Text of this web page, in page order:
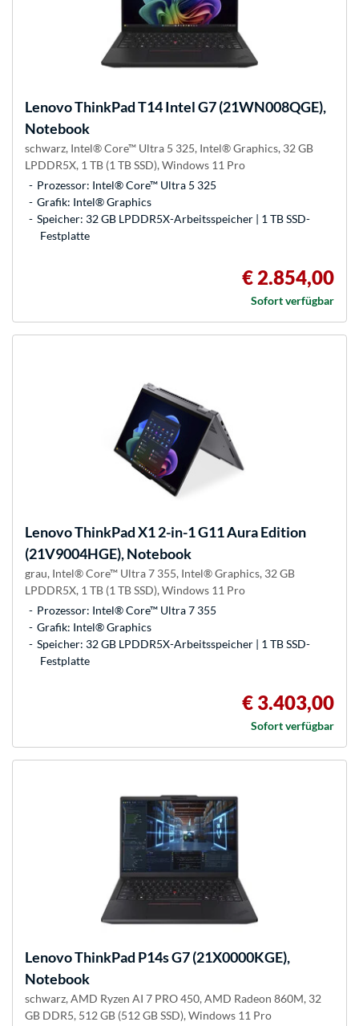
LenovoThinkPad T14 Intel G7 (21WN008QGE),
Notebook
schwarz, Intel® Core™ Ultra 5 325, Intel® Graphics, 32 GB
LPDDR5X, 1 TB (1 TB SSD), Windows 11 Pro
Prozessor: Intel® Core™ Ultra 5 325
Grafik: Intel® Graphics
Speicher: 32 GB LPDDR5X-Arbeitsspeicher | 1 TB SSD-
Festplatte
€ 2.854,00
Sofort verfügbar
LenovoThinkPad X1 2-in-1 G11 Aura Edition
(21V9004HGE), Notebook
grau, Intel® Core™ Ultra 7 355, Intel® Graphics, 32 GB
LPDDR5X, 1 TB (1 TB SSD), Windows 11 Pro
Prozessor: Intel® Core™ Ultra 7 355
Grafik: Intel® Graphics
Speicher: 32 GB LPDDR5X-Arbeitsspeicher | 1 TB SSD-
Festplatte
€ 3.403,00
Sofort verfügbar
LenovoThinkPad P14s G7 (21X0000KGE),
Notebook
schwarz, AMD Ryzen AI 7 PRO 450, AMD Radeon 860M, 32
GB DDR5, 512 GB (512 GB SSD), Windows 11 Pro